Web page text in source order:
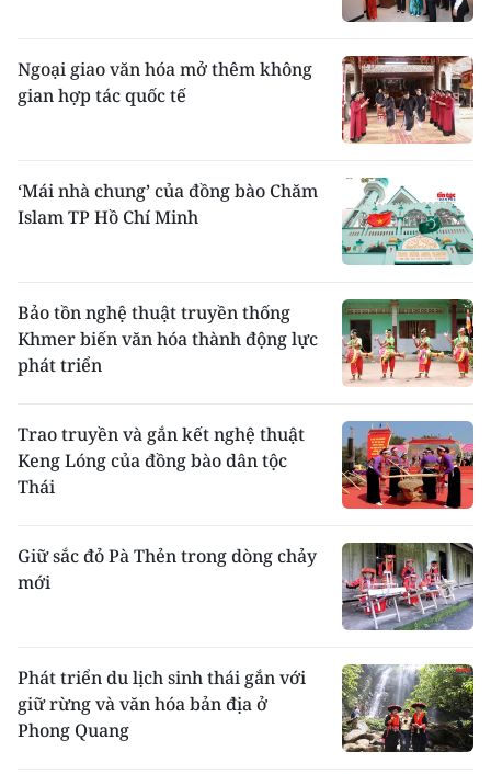
: Nhạc cụ Chăm nổi bật có trống
mặt da Paranưng, trống vỗ, kèn xaranai. Nền
dân ca - nhạc cổ Chăm đã để lại nhiều ảnh
hưởng đến dân ca - nhạc cổ của người Việt ở
miền Trung như trống cơm, nhạc nam ai, ca
hò Huế... Dân vũ Chăm được thấy trong các
ngày hội Bon katê diễn ra tại các đền tháp.
Thiếu nữ Chăm biểu diễn điệu múa truyền thống
trong lễ hội Katê. Ảnh Nguyễn Thanh
trận giả, thi cướp cờ, chơi trò bịt mắt bắt
dê.
Theo cema.gov.vn
Ngoại giao văn hóa mở thêm không
gian hợp tác quốc tế
‘Mái nhà chung’ của đồng bào Chăm
Islam TP Hồ Chí Minh
Bảo tồn nghệ thuật truyền thống
Khmer biến văn hóa thành động lực
phát triển
Trao truyền và gắn kết nghệ thuật
Keng Lóng của đồng bào dân tộc
Thái
Giữ sắc đỏ Pà Thẻn trong dòng chảy
mới
Phát triển du lịch sinh thái gắn với
giữ rừng và văn hóa bản địa ở
Phong Quang